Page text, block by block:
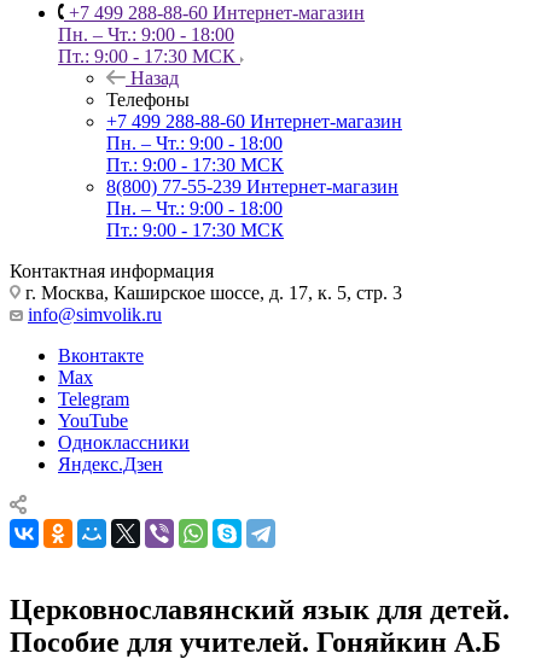
+7 499 288-88-60 Интернет-магазин
Пн. – Чт.: 9:00 - 18:00
Пт.: 9:00 - 17:30 МСК
Назад
Телефоны
+7 499 288-88-60 Интернет-магазин
Пн. – Чт.: 9:00 - 18:00
Пт.: 9:00 - 17:30 МСК
8(800) 77-55-239 Интернет-магазин
Пн. – Чт.: 9:00 - 18:00
Пт.: 9:00 - 17:30 МСК
Контактная информация
г. Москва, Каширское шоссе, д. 17, к. 5, стр. 3
info@simvolik.ru
Вконтакте
Max
Telegram
YouTube
Одноклассники
Яндекс.Дзен
Церковнославянский язык для детей.
Пособие для учителей. Гоняйкин А.Б